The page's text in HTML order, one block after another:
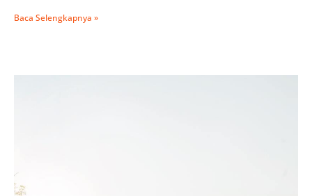
Baca Selengkapnya »